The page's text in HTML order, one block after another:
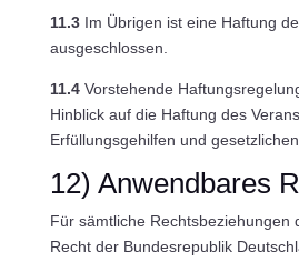
11.3Im Übrigen ist eine Haftung
ausgeschlossen.
11.4Vorstehende
Hinblick auf die Haftung des
Erfüllungsgehilfen und
12) Anwendbares
Für sämtliche Rechtsbeziehungen
Recht der Bundesrepublik